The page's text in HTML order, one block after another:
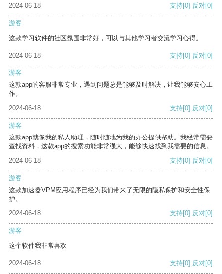
2024-06-18
支持[0] 反对[0]
游客
这款学习软件的社区氛围非常好，可以与其他学习者交流学习心得。
2024-06-18 支持[0] 反对[0]
游客
这款app的客服非常专业，遇到问题总是能够及时解决，让我能够安心工
作。
2024-06-18
支持[0] 反对[0]
游客
这款app就像我的私人助理，随时随地为我的办公提供帮助。我经常需要
查找资料，这款app的搜索功能非常强大，能够快速找到我需要的信息。
2024-06-18
支持[0] 反对[0]
游客
这款加速器VPM应用程序已经为我们带来了无限的隐私保护和安全性保
护。
2024-06-18
支持[0] 反对[0]
游客
这个软件我非常喜欢
2024-06-18 支持[0] 反对[0]